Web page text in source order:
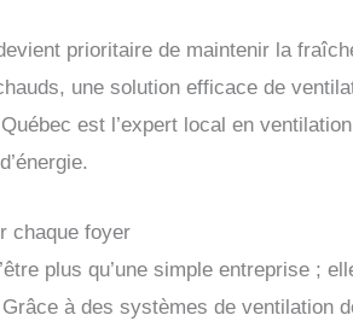
prioritaire de maintenir la
une solution efficace de
est l’expert local en
chaque foyer
plus qu’une simple entreprise ;
à des systèmes de ventilation